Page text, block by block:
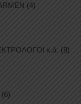
(4)
κ.ά. (8)
(6)